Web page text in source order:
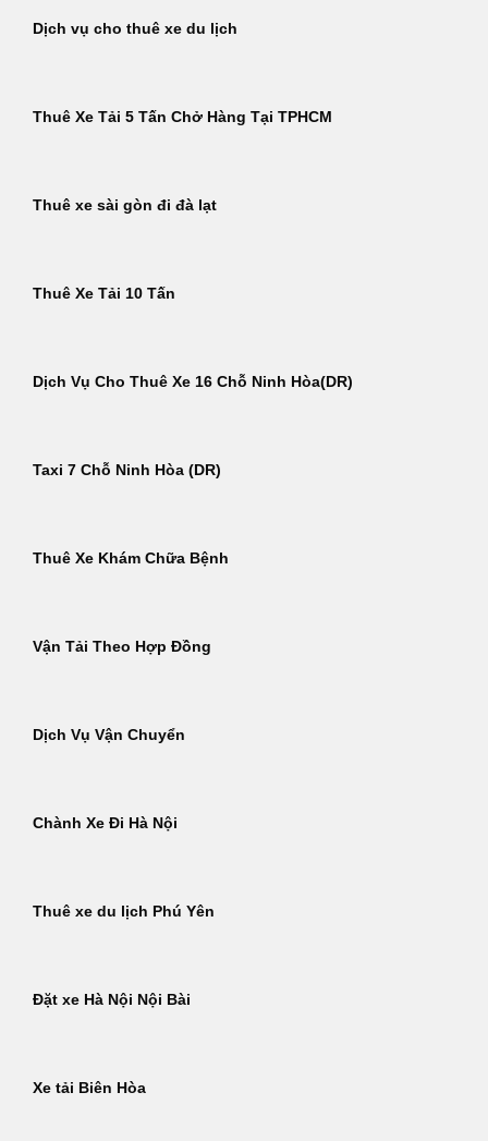
Dịch vụ cho thuê xe du lịch
Thuê Xe Tải 5 Tấn Chở Hàng Tại TPHCM
Thuê xe sài gòn đi đà lạt
Thuê Xe Tải 10 Tấn
Dịch Vụ Cho Thuê Xe 16 Chỗ Ninh Hòa(DR)
Taxi 7 Chỗ Ninh Hòa (DR)
Thuê Xe Khám Chữa Bệnh
Vận Tải Theo Hợp Đồng
Dịch Vụ Vận Chuyển
Chành Xe Đi Hà Nội
Thuê xe du lịch Phú Yên
Đặt xe Hà Nội Nội Bài
Xe tải Biên Hòa